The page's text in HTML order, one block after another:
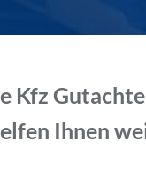
Kfz
Ihnen